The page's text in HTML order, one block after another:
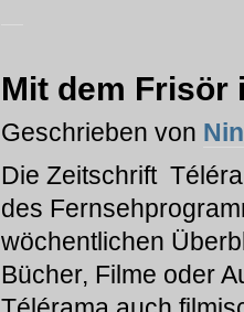
Mit dem Frisör
Geschrieben von
Die Zeitschrift
des
wöchentlichen
Bücher, Filme oder